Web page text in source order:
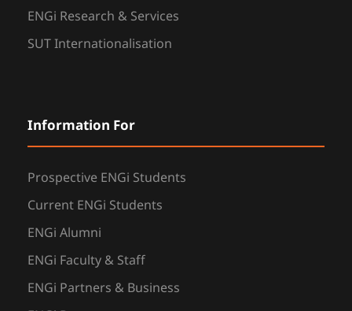
ENGi Research & Services
SUT Internationalisation
Information For
Prospective ENGi Students
Current ENGi Students
ENGi Alumni
ENGi Faculty & Staff
ENGi Partners & Business